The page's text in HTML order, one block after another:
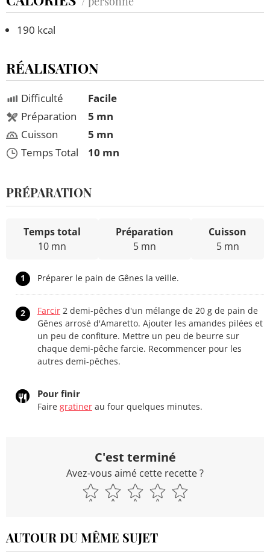
190 kcal
RÉALISATION
Difficulté
Préparation
Cuisson
Temps Total
Facile
5 mn
5 mn
10 mn
PRÉPARATION
Temps total
10 mn
Préparation
5 mn
Cuisson
5 mn
1 Préparer le pain de Gênes la veille.
2 Farcir 2 demi-pêches d'un mélange de 20 g de pain de
Gênes arrosé d'Amaretto. Ajouter les amandes pilées et
un peu de confiture. Mettre un peu de beurre sur
chaque demi-pêche farcie. Recommencer pour les
autres demi-pêches.
Pour finir
Faire gratiner au four quelques minutes.
C'est terminé
Avez-vous aimé cette recette ?
AUTOUR DU MÊME SUJET